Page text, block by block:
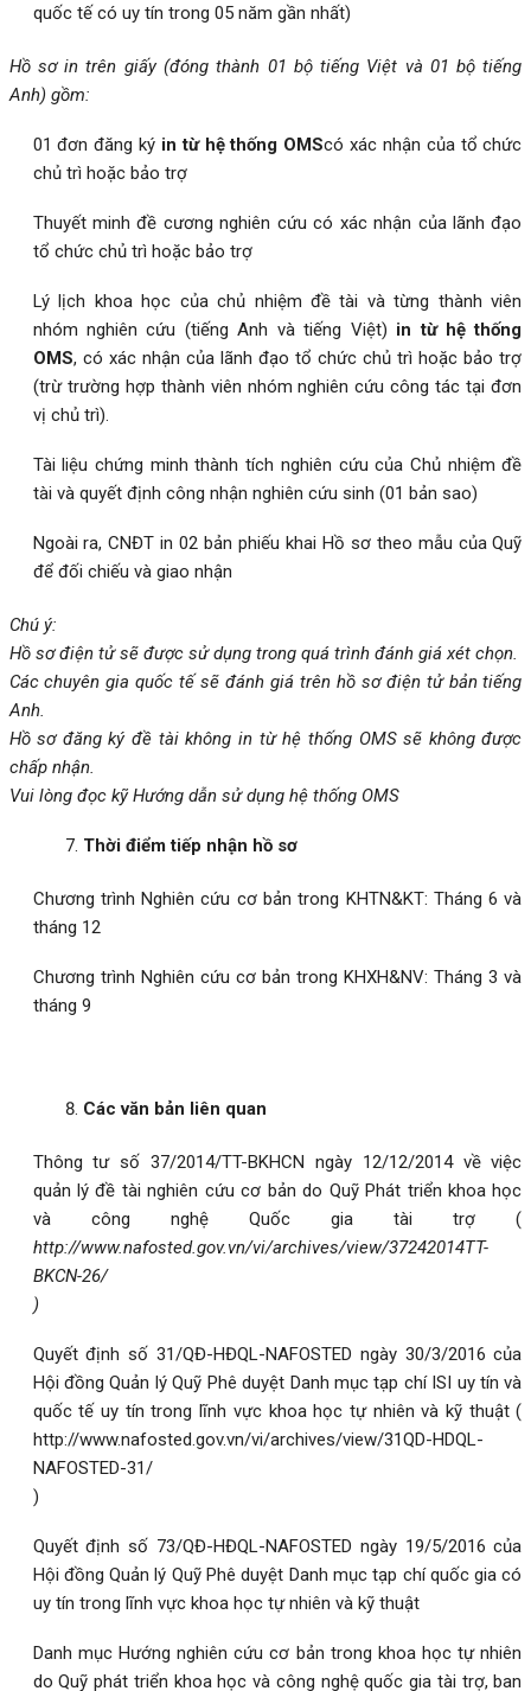
quốc tế có uy tín trong 05 năm gần nhất)
Hồ sơ in trên giấy (đóng thành 01 bộ tiếng Việt và 01 bộ tiếng
Anh) gồm:
01 đơn đăng ký in từ hệ thống OMScó xác nhận của tổ chức
chủ trì hoặc bảo trợ
Thuyết minh đề cương nghiên cứu có xác nhận của lãnh đạo
tổ chức chủ trì hoặc bảo trợ
Lý lịch khoa học của chủ nhiệm đề tài và từng thành viên
nhóm nghiên cứu (tiếng Anh và tiếng Việt) in từ hệ thống
OMS, có xác nhận của lãnh đạo tổ chức chủ trì hoặc bảo trợ
(trừ trường hợp thành viên nhóm nghiên cứu công tác tại đơn
vị chủ trì).
Tài liệu chứng minh thành tích nghiên cứu của Chủ nhiệm đề
tài và quyết định công nhận nghiên cứu sinh (01 bản sao)
Ngoài ra, CNĐT in 02 bản phiếu khai Hồ sơ theo mẫu của Quỹ
để đối chiếu và giao nhận
Chú ý:
Hồ sơ điện tử sẽ được sử dụng trong quá trình đánh giá xét chọn.
Các chuyên gia quốc tế sẽ đánh giá trên hồ sơ điện tử bản tiếng
Anh.
Hồ sơ đăng ký đề tài không in từ hệ thống OMS sẽ không được
chấp nhận.
Vui lòng đọc kỹHướng dẫn sử dụng hệ thống OMS
Thời điểm tiếp nhận hồ sơ
Chương trình Nghiên cứu cơ bản trong KHTN&KT: Tháng 6 và
tháng 12
Chương trình Nghiên cứu cơ bản trong KHXH&NV: Tháng 3 và
tháng 9
Các văn bản liên quan
Thông tư số 37/2014/TT-BKHCN ngày 12/12/2014 về việc
quản lý đề tài nghiên cứu cơ bản do Quỹ Phát triển khoa học
và công nghệ Quốc gia tài trợ (
http://www.nafosted.gov.vn/vi/archives/view/37242014TT-
BKCN-26/
)
Quyết định số 31/QĐ-HĐQL-NAFOSTED ngày 30/3/2016 của
Hội đồng Quản lý Quỹ Phê duyệt Danh mục tạp chí ISI uy tín và
quốc tế uy tín trong lĩnh vực khoa học tự nhiên và kỹ thuật (
http://www.nafosted.gov.vn/vi/archives/view/31QD-HDQL-
NAFOSTED-31/
)
Quyết định số 73/QĐ-HĐQL-NAFOSTED ngày 19/5/2016 của
Hội đồng Quản lý Quỹ Phê duyệt Danh mục tạp chí quốc gia có
uy tín trong lĩnh vực khoa học tự nhiên và kỹ thuật
Danh mục Hướng nghiên cứu cơ bản trong khoa học tự nhiên
do Quỹ phát triển khoa học và công nghệ quốc gia tài trợ, ban